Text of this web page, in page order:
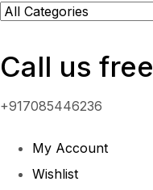
Call us free
+917085446236
My Account
Wishlist